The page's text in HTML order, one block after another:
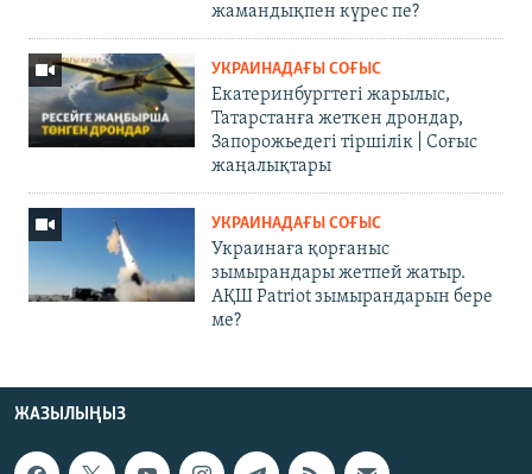
жамандықпен күрес пе?
УКРАИНАДАҒЫ СОҒЫС
Екатеринбургтегі жарылыс,
Татарстанға жеткен дрондар,
Запорожьедегі тіршілік | Cоғыс
жаңалықтары
УКРАИНАДАҒЫ СОҒЫС
Украинаға қорғаныс
зымырандары жетпей жатыр.
АҚШ Patriot зымырандарын бере
ме?
ЖАЗЫЛЫҢЫЗ